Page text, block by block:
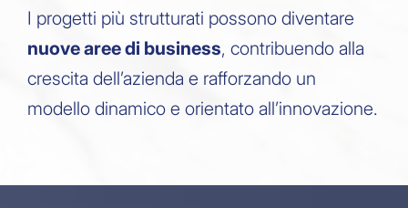
I progetti più strutturati possono diventare
nuove aree di business, contribuendo alla
crescita dell’azienda e rafforzando un
modello dinamico e orientato all’innovazione.